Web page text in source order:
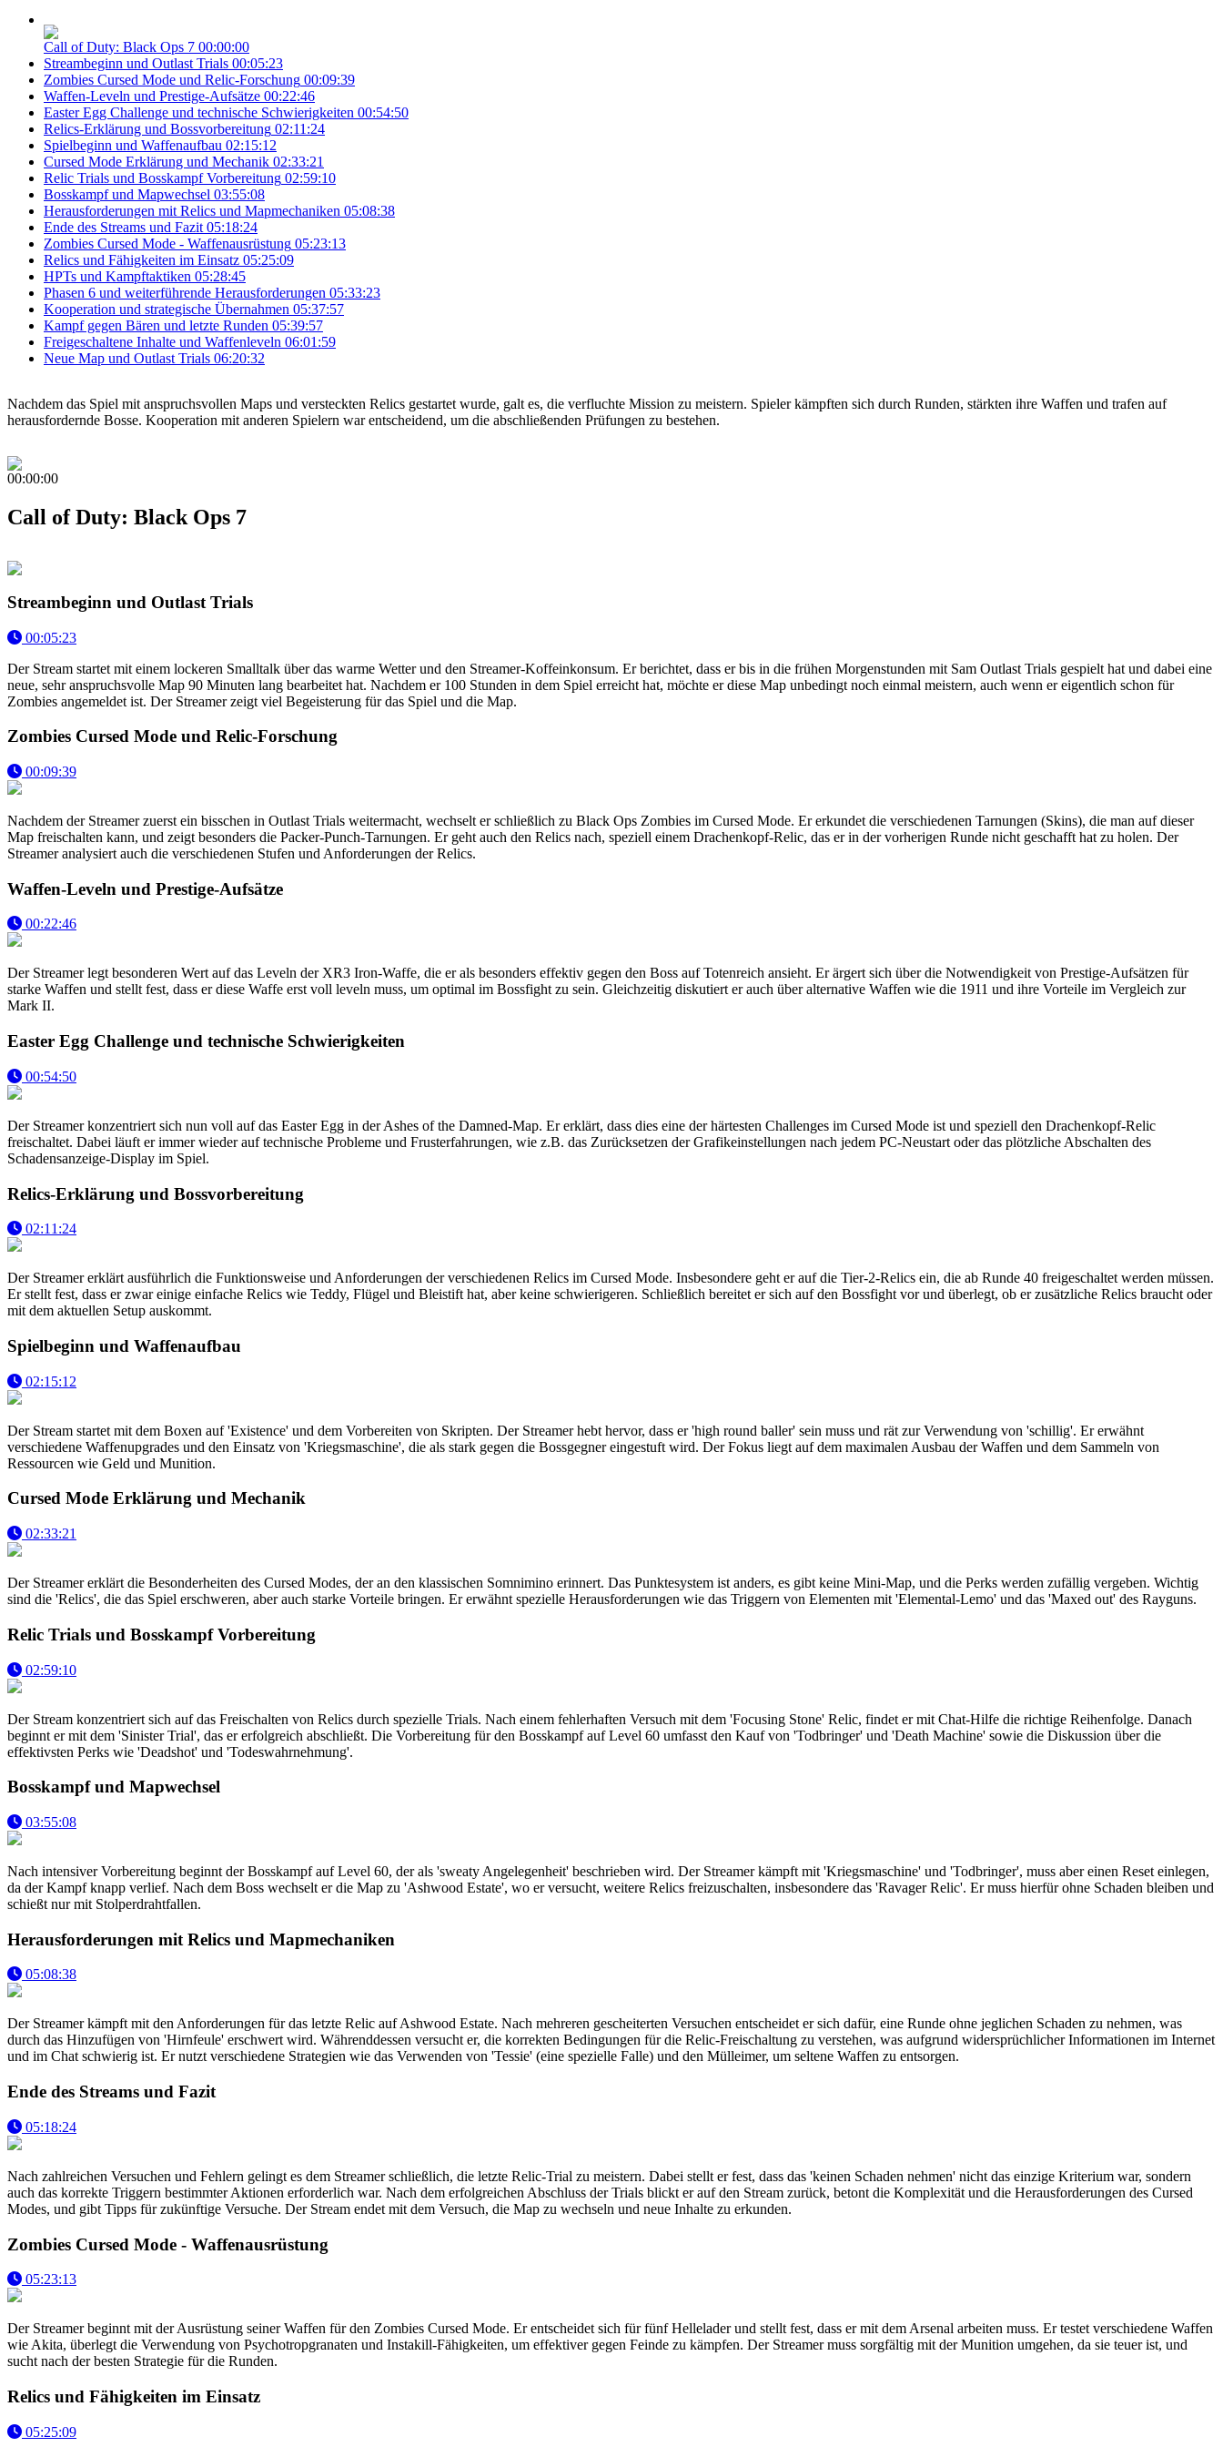
Call of Duty: Black Ops 7 00:00:00
Streambeginn und Outlast Trials 00:05:23
Zombies Cursed Mode und Relic-Forschung 00:09:39
Waffen-Leveln und Prestige-Aufsätze 00:22:46
Easter Egg Challenge und technische Schwierigkeiten 00:54:50
Relics-Erklärung und Bossvorbereitung 02:11:24
Spielbeginn und Waffenaufbau 02:15:12
Cursed Mode Erklärung und Mechanik 02:33:21
Relic Trials und Bosskampf Vorbereitung 02:59:10
Bosskampf und Mapwechsel 03:55:08
Herausforderungen mit Relics und Mapmechaniken 05:08:38
Ende des Streams und Fazit 05:18:24
Zombies Cursed Mode - Waffenausrüstung 05:23:13
Relics und Fähigkeiten im Einsatz 05:25:09
HPTs und Kampftaktiken 05:28:45
Phasen 6 und weiterführende Herausforderungen 05:33:23
Kooperation und strategische Übernahmen 05:37:57
Kampf gegen Bären und letzte Runden 05:39:57
Freigeschaltene Inhalte und Waffenleveln 06:01:59
Neue Map und Outlast Trials 06:20:32
Nachdem das Spiel mit anspruchsvollen Maps und versteckten Relics gestartet wurde, galt es, die verfluchte Mission zu meistern. Spieler kämpften sich durch Runden, stärkten ihre Waffen und trafen auf
herausfordernde Bosse. Kooperation mit anderen Spielern war entscheidend, um die abschließenden Prüfungen zu bestehen.
00:00:00
Call of Duty: Black Ops 7
Streambeginn und Outlast Trials
00:05:23
Der Stream startet mit einem lockeren Smalltalk über das warme Wetter und den Streamer-Koffeinkonsum. Er berichtet, dass er bis in die frühen Morgenstunden mit Sam Outlast Trials gespielt hat und dabei eine
neue, sehr anspruchsvolle Map 90 Minuten lang bearbeitet hat. Nachdem er 100 Stunden in dem Spiel erreicht hat, möchte er diese Map unbedingt noch einmal meistern, auch wenn er eigentlich schon für
Zombies angemeldet ist. Der Streamer zeigt viel Begeisterung für das Spiel und die Map.
Zombies Cursed Mode und Relic-Forschung
00:09:39
Nachdem der Streamer zuerst ein bisschen in Outlast Trials weitermacht, wechselt er schließlich zu Black Ops Zombies im Cursed Mode. Er erkundet die verschiedenen Tarnungen (Skins), die man auf dieser
Map freischalten kann, und zeigt besonders die Packer-Punch-Tarnungen. Er geht auch den Relics nach, speziell einem Drachenkopf-Relic, das er in der vorherigen Runde nicht geschafft hat zu holen. Der
Streamer analysiert auch die verschiedenen Stufen und Anforderungen der Relics.
Waffen-Leveln und Prestige-Aufsätze
00:22:46
Der Streamer legt besonderen Wert auf das Leveln der XR3 Iron-Waffe, die er als besonders effektiv gegen den Boss auf Totenreich ansieht. Er ärgert sich über die Notwendigkeit von Prestige-Aufsätzen für
starke Waffen und stellt fest, dass er diese Waffe erst voll leveln muss, um optimal im Bossfight zu sein. Gleichzeitig diskutiert er auch über alternative Waffen wie die 1911 und ihre Vorteile im Vergleich zur
Mark II.
Easter Egg Challenge und technische Schwierigkeiten
00:54:50
Der Streamer konzentriert sich nun voll auf das Easter Egg in der Ashes of the Damned-Map. Er erklärt, dass dies eine der härtesten Challenges im Cursed Mode ist und speziell den Drachenkopf-Relic
freischaltet. Dabei läuft er immer wieder auf technische Probleme und Frusterfahrungen, wie z.B. das Zurücksetzen der Grafikeinstellungen nach jedem PC-Neustart oder das plötzliche Abschalten des
Schadensanzeige-Display im Spiel.
Relics-Erklärung und Bossvorbereitung
02:11:24
Der Streamer erklärt ausführlich die Funktionsweise und Anforderungen der verschiedenen Relics im Cursed Mode. Insbesondere geht er auf die Tier-2-Relics ein, die ab Runde 40 freigeschaltet werden müssen.
Er stellt fest, dass er zwar einige einfache Relics wie Teddy, Flügel und Bleistift hat, aber keine schwierigeren. Schließlich bereitet er sich auf den Bossfight vor und überlegt, ob er zusätzliche Relics braucht oder
mit dem aktuellen Setup auskommt.
Spielbeginn und Waffenaufbau
02:15:12
Der Stream startet mit dem Boxen auf 'Existence' und dem Vorbereiten von Skripten. Der Streamer hebt hervor, dass er 'high round baller' sein muss und rät zur Verwendung von 'schillig'. Er erwähnt
verschiedene Waffenupgrades und den Einsatz von 'Kriegsmaschine', die als stark gegen die Bossgegner eingestuft wird. Der Fokus liegt auf dem maximalen Ausbau der Waffen und dem Sammeln von
Ressourcen wie Geld und Munition.
Cursed Mode Erklärung und Mechanik
02:33:21
Der Streamer erklärt die Besonderheiten des Cursed Modes, der an den klassischen Somnimino erinnert. Das Punktesystem ist anders, es gibt keine Mini-Map, und die Perks werden zufällig vergeben. Wichtig
sind die 'Relics', die das Spiel erschweren, aber auch starke Vorteile bringen. Er erwähnt spezielle Herausforderungen wie das Triggern von Elementen mit 'Elemental-Lemo' und das 'Maxed out' des Rayguns.
Relic Trials und Bosskampf Vorbereitung
02:59:10
Der Stream konzentriert sich auf das Freischalten von Relics durch spezielle Trials. Nach einem fehlerhaften Versuch mit dem 'Focusing Stone' Relic, findet er mit Chat-Hilfe die richtige Reihenfolge. Danach
beginnt er mit dem 'Sinister Trial', das er erfolgreich abschließt. Die Vorbereitung für den Bosskampf auf Level 60 umfasst den Kauf von 'Todbringer' und 'Death Machine' sowie die Diskussion über die
effektivsten Perks wie 'Deadshot' und 'Todeswahrnehmung'.
Bosskampf und Mapwechsel
03:55:08
Nach intensiver Vorbereitung beginnt der Bosskampf auf Level 60, der als 'sweaty Angelegenheit' beschrieben wird. Der Streamer kämpft mit 'Kriegsmaschine' und 'Todbringer', muss aber einen Reset einlegen,
da der Kampf knapp verlief. Nach dem Boss wechselt er die Map zu 'Ashwood Estate', wo er versucht, weitere Relics freizuschalten, insbesondere das 'Ravager Relic'. Er muss hierfür ohne Schaden bleiben und
schießt nur mit Stolperdrahtfallen.
Herausforderungen mit Relics und Mapmechaniken
05:08:38
Der Streamer kämpft mit den Anforderungen für das letzte Relic auf Ashwood Estate. Nach mehreren gescheiterten Versuchen entscheidet er sich dafür, eine Runde ohne jeglichen Schaden zu nehmen, was
durch das Hinzufügen von 'Hirnfeule' erschwert wird. Währenddessen versucht er, die korrekten Bedingungen für die Relic-Freischaltung zu verstehen, was aufgrund widersprüchlicher Informationen im Internet
und im Chat schwierig ist. Er nutzt verschiedene Strategien wie das Verwenden von 'Tessie' (eine spezielle Falle) und den Mülleimer, um seltene Waffen zu entsorgen.
Ende des Streams und Fazit
05:18:24
Nach zahlreichen Versuchen und Fehlern gelingt es dem Streamer schließlich, die letzte Relic-Trial zu meistern. Dabei stellt er fest, dass das 'keinen Schaden nehmen' nicht das einzige Kriterium war, sondern
auch das korrekte Triggern bestimmter Aktionen erforderlich war. Nach dem erfolgreichen Abschluss der Trials blickt er auf den Stream zurück, betont die Komplexität und die Herausforderungen des Cursed
Modes, und gibt Tipps für zukünftige Versuche. Der Stream endet mit dem Versuch, die Map zu wechseln und neue Inhalte zu erkunden.
Zombies Cursed Mode - Waffenausrüstung
05:23:13
Der Streamer beginnt mit der Ausrüstung seiner Waffen für den Zombies Cursed Mode. Er entscheidet sich für fünf Hellelader und stellt fest, dass er mit dem Arsenal arbeiten muss. Er testet verschiedene Waffen
wie Akita, überlegt die Verwendung von Psychotropgranaten und Instakill-Fähigkeiten, um effektiver gegen Feinde zu kämpfen. Der Streamer muss sorgfältig mit der Munition umgehen, da sie teuer ist, und
sucht nach der besten Strategie für die Runden.
Relics und Fähigkeiten im Einsatz
05:25:09